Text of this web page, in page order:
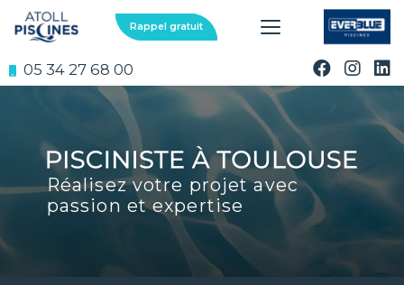
au
contenu
05 34 27 68 00
Rappel gratuit
Réalisez votre projet avec
passion et expertise